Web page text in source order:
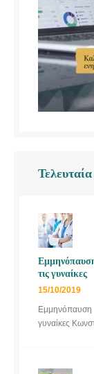
τις γυναίκες
15/10/2019
Εμμηνόπαυση
γυναίκες